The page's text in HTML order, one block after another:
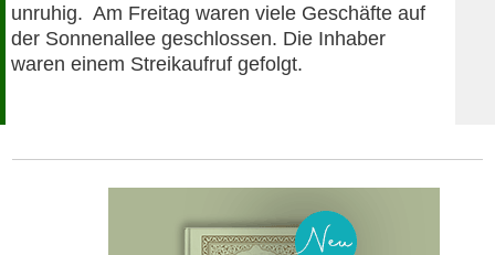
unruhig. Am Freitag waren viele Geschäfte auf
der Sonnenallee geschlossen. Die Inhaber
waren einem Streikaufruf gefolgt.